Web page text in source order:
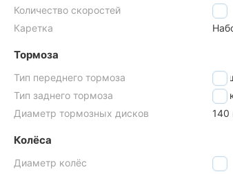
Количество скоростей
1
Каретка
Тормоза
Тип переднего тормоза
Тип заднего тормоза
Диаметр тормозных дисков
Колёса
Диаметр колёс
16"